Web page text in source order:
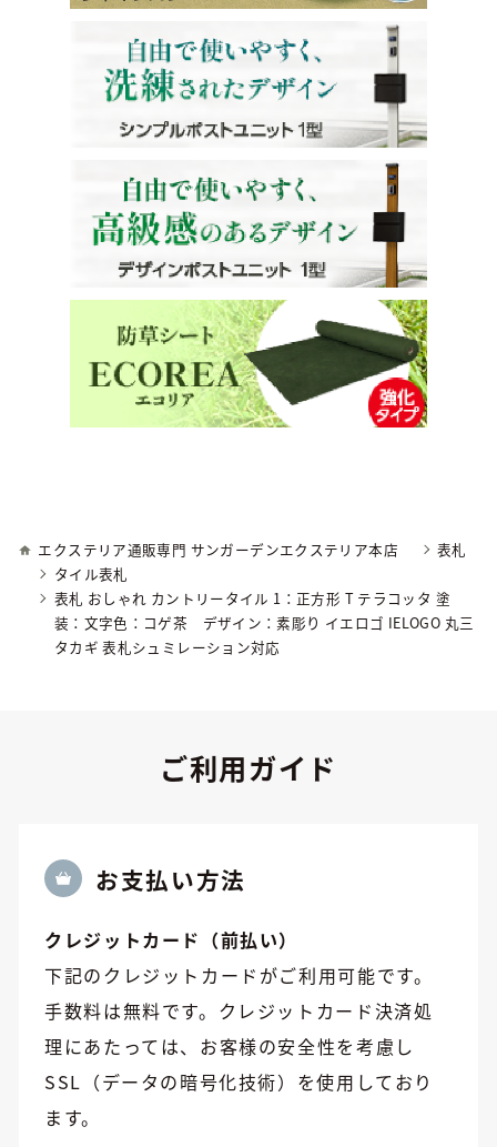
エクステリア通販専門 サンガーデンエクステリア本店
表札
タイル表札
表札 おしゃれ カントリータイル 1：正方形 T テラコッタ 塗
装：文字色：コゲ茶 デザイン：素彫り イエロゴ IELOGO 丸三
タカギ 表札シュミレーション対応
ご利用ガイド
お⽀払い方法
クレジットカード（前払い）
下記のクレジットカードがご利用可能です。
手数料は無料です。クレジットカード決済処
理にあたっては、お客様の安全性を考慮し
SSL（データの暗号化技術）を使用しており
ます。